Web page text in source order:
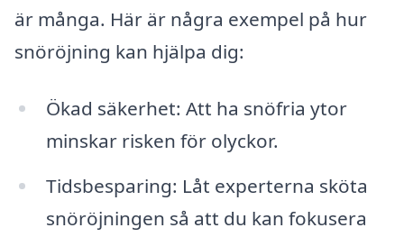
är många. Här är några exempel på hur
snöröjning kan hjälpa dig:
Ökad säkerhet: Att ha snöfria ytor
minskar risken för olyckor.
Tidsbesparing: Låt experterna sköta
snöröjningen så att du kan fokusera